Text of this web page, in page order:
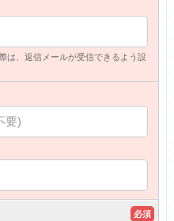
は、返信メールが受信できるよう設
必須